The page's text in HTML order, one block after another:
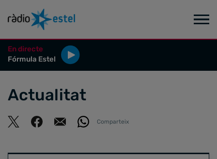
En directe
Fórmula Estel
Actualitat
Comparteix